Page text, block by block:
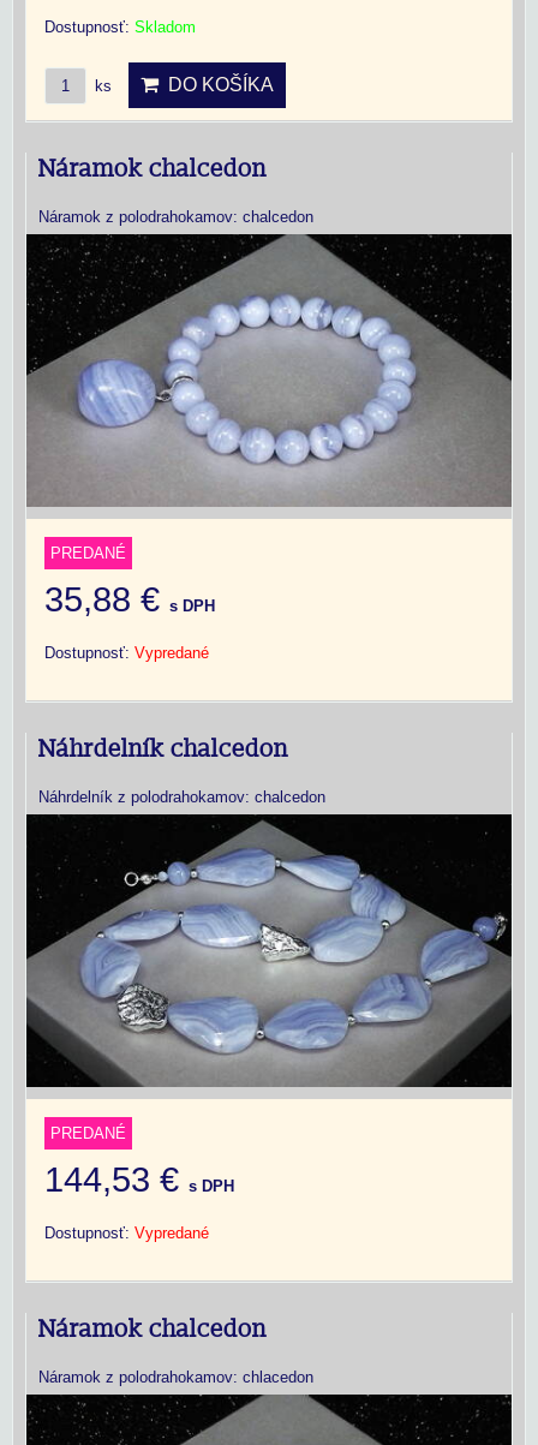
Dostupnosť: Skladom
ks DO KOŠÍKA
Náramok chalcedon
Náramok z polodrahokamov: chalcedon
PREDANÉ
35,88 € s DPH
Dostupnosť: Vypredané
Náhrdelník chalcedon
Náhrdelník z polodrahokamov: chalcedon
PREDANÉ
144,53 € s DPH
Dostupnosť: Vypredané
Náramok chalcedon
Náramok z polodrahokamov: chlacedon